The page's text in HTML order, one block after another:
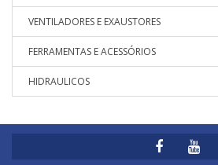
VENTILADORES E EXAUSTORES
FERRAMENTAS E ACESSÓRIOS
HIDRAULICOS